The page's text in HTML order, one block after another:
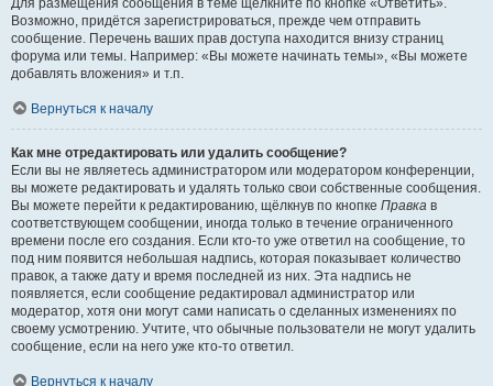
Для размещения сообщения в теме щёлкните по кнопке «Ответить».
Возможно, придётся зарегистрироваться, прежде чем отправить
сообщение. Перечень ваших прав доступа находится внизу страниц
форума или темы. Например: «Вы можете начинать темы», «Вы можете
добавлять вложения» и т.п.
Вернуться к началу
Как мне отредактировать или удалить сообщение?
Если вы не являетесь администратором или модератором конференции,
вы можете редактировать и удалять только свои собственные сообщения.
Вы можете перейти к редактированию, щёлкнув по кнопке Правка в
соответствующем сообщении, иногда только в течение ограниченного
времени после его создания. Если кто-то уже ответил на сообщение, то
под ним появится небольшая надпись, которая показывает количество
правок, а также дату и время последней из них. Эта надпись не
появляется, если сообщение редактировал администратор или
модератор, хотя они могут сами написать о сделанных изменениях по
своему усмотрению. Учтите, что обычные пользователи не могут удалить
сообщение, если на него уже кто-то ответил.
Вернуться к началу